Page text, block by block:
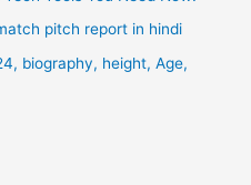
pitch report in hindi
biography, height, Age,